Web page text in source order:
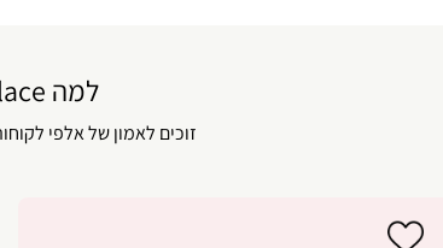
למה Onecklace ?
זוכים לאמון של אלפי